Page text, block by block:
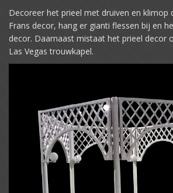
Decoreer het prieel met druiven en klimop
Frans decor, hang er gianti flessen bij en
decor. Daarnaast mistaat het prieel decor
Las Vegas trouwkapel.